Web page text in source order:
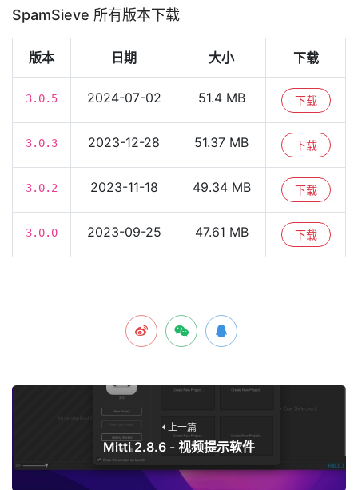
SpamSieve 所有版本下载
版本 日期 大小 下载
3.0.5 2024-07-02 51.4 MB 下载
3.0.3 2023-12-28 51.37 MB 下载
3.0.2 2023-11-18 49.34 MB 下载
3.0.0 2023-09-25 47.61 MB 下载
上一篇
Mitti 2.8.6 - 视频提示软件